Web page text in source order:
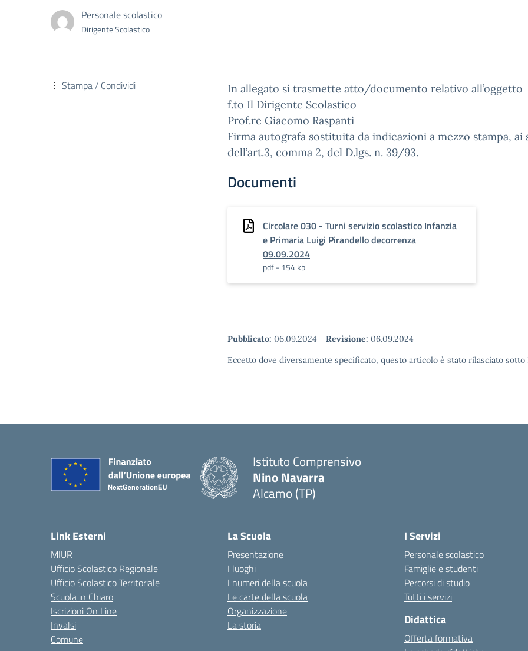
Personale scolastico
Dirigente Scolastico
In allegato si trasmette atto/documento relativo all’oggetto
f.to Il Dirigente Scolastico
Prof.re Giacomo Raspanti
Firma autografa sostituita da indicazioni a mezzo stampa, ai
dell’art.3, comma 2, del D.lgs. n. 39/93.
Documenti
Circolare 030 - Turni servizio scolastico Infanzia
e Primaria Luigi Pirandello decorrenza
09.09.2024
pdf - 154 kb
Pubblicato: 06.09.2024 - Revisione: 06.09.2024
Eccetto dove diversamente specificato, questo articolo è stato rilasciato
Stampa / Condividi
Istituto Comprensivo
Nino Navarra
Alcamo (TP)
Link Esterni
MIUR
Ufficio Scolastico Regionale
Ufficio Scolastico Territoriale
Scuola in Chiaro
Iscrizioni On Line
Invalsi
Comune
La Scuola
Presentazione
I luoghi
I numeri della scuola
Le carte della scuola
Organizzazione
La storia
I Servizi
Personale scolastico
Famiglie e studenti
Percorsi di studio
Tutti i servizi
Didattica
Offerta formativa